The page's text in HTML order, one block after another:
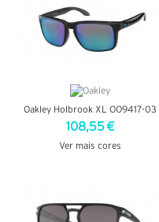
Oakley Holbrook XL OO9417-03
108,55 €
Ver mais cores